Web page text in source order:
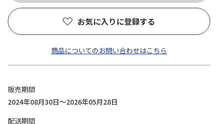
お気に入りに登録する
商品についてのお問い合わせはこちら
販売期間
2024年08月30日～2026年05月28日
配送期間